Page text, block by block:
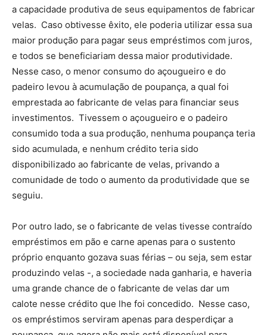
a capacidade produtiva de seus equipamentos de fabricar
velas. Caso obtivesse êxito, ele poderia utilizar essa sua
maior produção para pagar seus empréstimos com juros,
e todos se beneficiariam dessa maior produtividade.
Nesse caso, o menor consumo do açougueiro e do
padeiro levou à acumulação de poupança, a qual foi
emprestada ao fabricante de velas para financiar seus
investimentos. Tivessem o açougueiro e o padeiro
consumido toda a sua produção, nenhuma poupança teria
sido acumulada, e nenhum crédito teria sido
disponibilizado ao fabricante de velas, privando a
comunidade de todo o aumento da produtividade que se
seguiu.
Por outro lado, se o fabricante de velas tivesse contraído
empréstimos em pão e carne apenas para o sustento
próprio enquanto gozava suas férias – ou seja, sem estar
produzindo velas -, a sociedade nada ganharia, e haveria
uma grande chance de o fabricante de velas dar um
calote nesse crédito que lhe foi concedido. Nesse caso,
os empréstimos serviram apenas para desperdiçar a